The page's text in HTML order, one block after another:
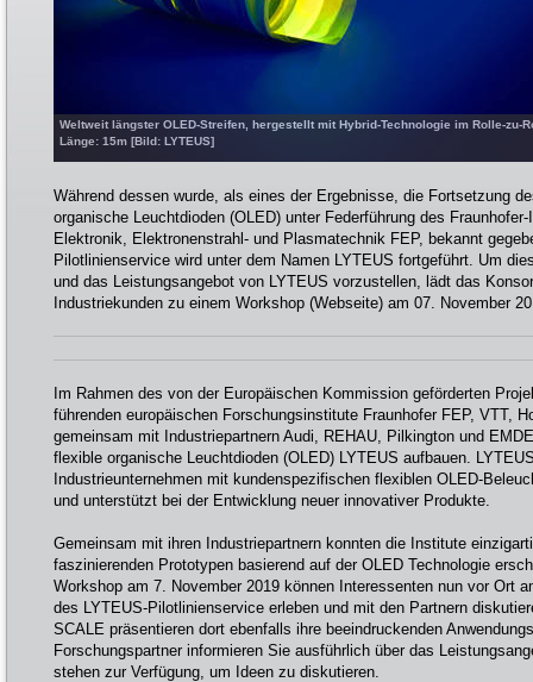
Weltweit längster OLED-Streifen, hergestellt mit Hybrid-Technologie im Rolle-zu-
Länge: 15m [Bild: LYTEUS]
Während dessen wurde, als eines der Ergebnisse, die Fortsetzung
organische Leuchtdioden (OLED) unter Federführung des
Elektronik, Elektronenstrahl- und Plasmatechnik FEP, bekannt
Pilotlinienservice wird unter dem Namen LYTEUS fortgeführt. Um
und das Leistungsangebot von LYTEUS vorzustellen, lädt das
Industriekunden zu einem Workshop (Webseite) am 07. November
Im Rahmen des von der Europäischen Kommission geförderten
führenden europäischen Forschungsinstitute Fraunhofer FEP, VTT,
gemeinsam mit Industriepartnern Audi, REHAU, Pilkington und
flexible organische Leuchtdioden (OLED) LYTEUS aufbauen.
Industrieunternehmen mit kundenspezifischen flexiblen OLED-
und unterstützt bei der Entwicklung neuer innovativer Produkte.
Gemeinsam mit ihren Industriepartnern konnten die Institute
faszinierenden Prototypen basierend auf der OLED Technologie
Workshop am 7. November 2019 können Interessenten nun vor Ort
des LYTEUS-Pilotlinienservice erleben und mit den Partnern
SCALE präsentieren dort ebenfalls ihre beeindruckenden
Forschungspartner informieren Sie ausführlich über das
stehen zur Verfügung, um Ideen zu diskutieren.